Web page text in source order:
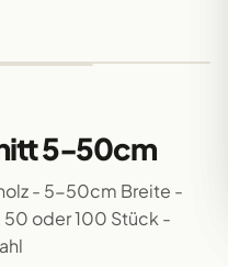
5-50cm
- 5-50cm Breite -
50 oder 100 Stück -